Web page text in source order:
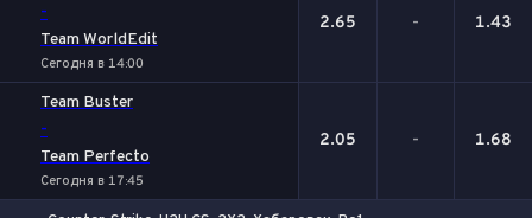
-
Team WorldEdit
Сегодня в 14:00
2.65 - 1.43
Team Buster
-
Team Perfecto
Сегодня в 17:45
2.05 - 1.68